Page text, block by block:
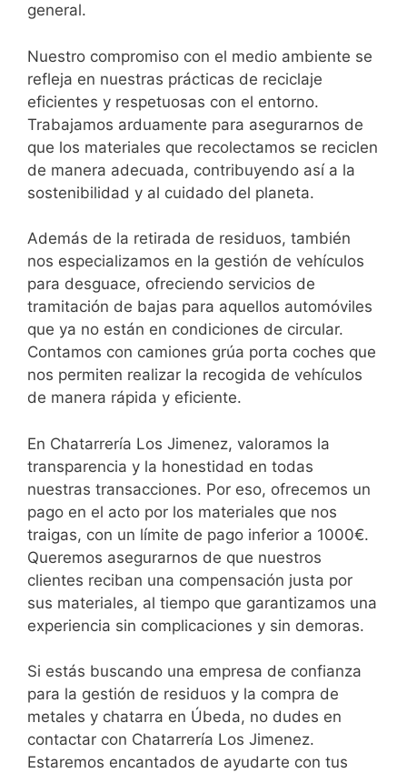
general.
Nuestro compromiso con el medio ambiente se
refleja en nuestras prácticas de reciclaje
eficientes y respetuosas con el entorno.
Trabajamos arduamente para asegurarnos de
que los materiales que recolectamos se reciclen
de manera adecuada, contribuyendo así a la
sostenibilidad y al cuidado del planeta.
Además de la retirada de residuos, también
nos especializamos en la gestión de vehículos
para desguace, ofreciendo servicios de
tramitación de bajas para aquellos automóviles
que ya no están en condiciones de circular.
Contamos con camiones grúa porta coches que
nos permiten realizar la recogida de vehículos
de manera rápida y eficiente.
En Chatarrería Los Jimenez, valoramos la
transparencia y la honestidad en todas
nuestras transacciones. Por eso, ofrecemos un
pago en el acto por los materiales que nos
traigas, con un límite de pago inferior a 1000€.
Queremos asegurarnos de que nuestros
clientes reciban una compensación justa por
sus materiales, al tiempo que garantizamos una
experiencia sin complicaciones y sin demoras.
Si estás buscando una empresa de confianza
para la gestión de residuos y la compra de
metales y chatarra en Úbeda, no dudes en
contactar con Chatarrería Los Jimenez.
Estaremos encantados de ayudarte con tus